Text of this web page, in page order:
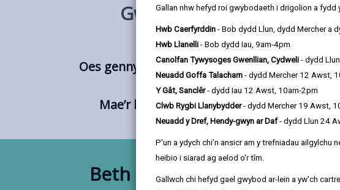
Gallan nhw hefyd roi gwybodaeth i drigolion a fydd
Hwb Caerfyrddin - Bob dydd Llun, dydd Mercher a
Hwb Llanelli - Bob dydd Iau, 9am-4pm
Canolfan Tywysoges Gwenllian, Cydweli - dydd
Neuadd Goffa Talacharn - dydd Mercher 12 Awst,
Y Gât, Sanclêr- dydd Iau 12 Awst, 10am-2pm
Clwb Rygbi Llanybydder- dydd Mercher 19 Awst,
Neuadd y Dref, Hendy-gwyn ar Daf- dydd Llun 24
P'un a ydych chi'n ansicr am y trefniadau ailgylchu
heibio i siarad ag aelod o'r tîm.
Gallwch chi hefyd gael gwybod ar-lein a yw'ch
Gweithdai Fflyd –
Oes gennych chi ddiddordeb mewn cynnal a
weithrediadau
Mae’r lleoliad hwn yn cynnig profiad
gerbydau.
Beth fyddwch chi'n ei